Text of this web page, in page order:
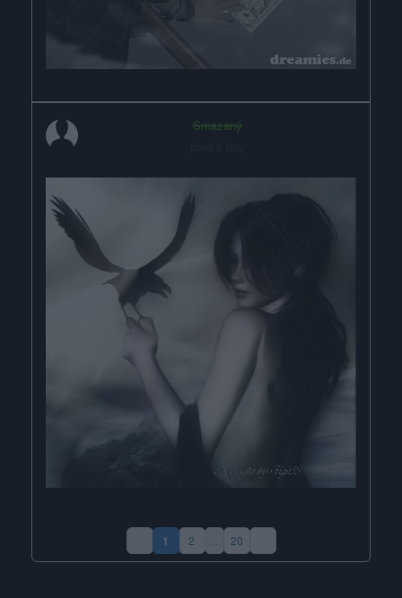
Smazaný
1(aktuální strana)
2 20